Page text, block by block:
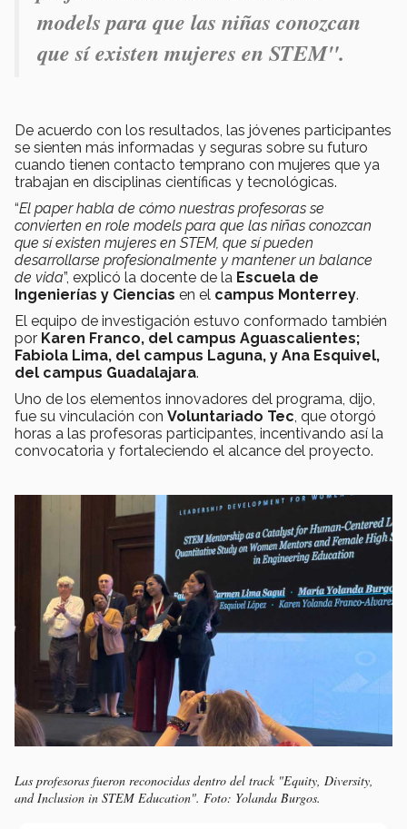
models para que las niñas conozcan
que sí existen mujeres en STEM".
De acuerdo con los resultados, las jóvenes participantes
se sienten más informadas y seguras sobre su futuro
cuando tienen contacto temprano con mujeres que ya
trabajan en disciplinas científicas y tecnológicas.
“El paper habla de cómo nuestras profesoras se
convierten en role models para que las niñas conozcan
que sí existen mujeres en STEM, que sí pueden
desarrollarse profesionalmente y mantener un balance
de vida”, explicó la docente de la Escuela de
Ingenierías y Ciencias en el campus Monterrey.
El equipo de investigación estuvo conformado también
por Karen Franco, del campus Aguascalientes;
Fabiola Lima, del campus Laguna, y Ana Esquivel,
del campus Guadalajara.
Uno de los elementos innovadores del programa, dijo,
fue su vinculación con Voluntariado Tec, que otorgó
horas a las profesoras participantes, incentivando así la
convocatoria y fortaleciendo el alcance del proyecto.
Las profesoras fueron reconocidas dentro del track "Equity, Diversity,
and Inclusion in STEM Education". Foto: Yolanda Burgos.